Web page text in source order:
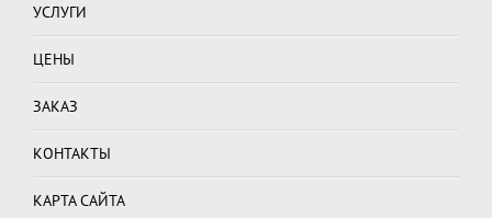
УСЛУГИ
ЦЕНЫ
ЗАКАЗ
КОНТАКТЫ
КАРТА САЙТА